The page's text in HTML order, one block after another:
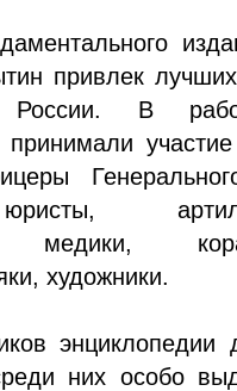
привлек
России. В
принимали
медики,
художники.
энциклопедии
них особо